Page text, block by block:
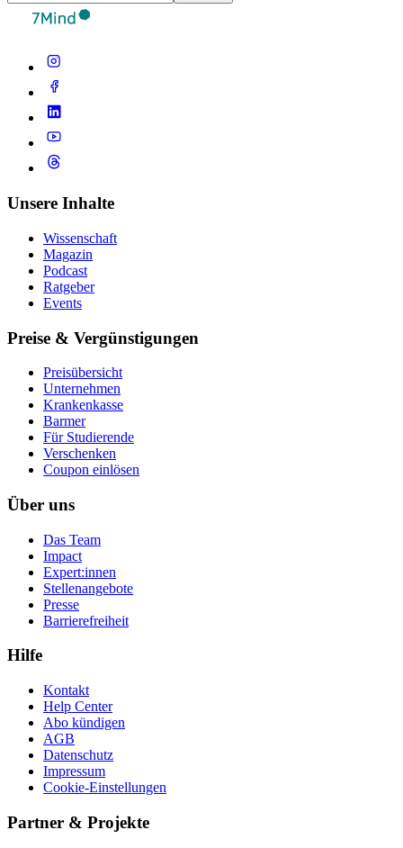
Unsere Inhalte
Wissenschaft
Magazin
Podcast
Ratgeber
Events
Preise & Vergünstigungen
Preisübersicht
Unternehmen
Krankenkasse
Barmer
Für Studierende
Ver­schen­ken
Coupon einlösen
Über uns
Das Team
Impact
Expert:innen
Stellenangebote
Presse
Barrierefreiheit
Hilfe
Kontakt
Help Center
Abo kündigen
AGB
Datenschutz
Impressum
Cookie-Einstellungen
Partner & Projekte